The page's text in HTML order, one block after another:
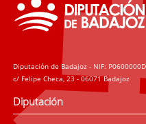
Diputación de Badajoz - NIF: P0600000D
c/ Felipe Checa, 23 - 06071 Badajoz
Diputación